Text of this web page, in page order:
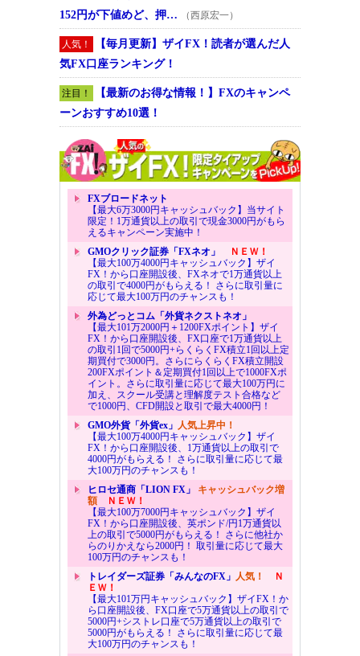
152円が下値めど、押…
（西原宏一）
人気！
【毎月更新】ザイFX！読者が選んだ人
気FX口座ランキング！
注目！
【最新のお得な情報！】FXのキャンペ
ーンおすすめ10選！
FXブロードネット
【最大6万3000円キャッシュバック】当サイト
限定！1万通貨以上の取引で現金3000円がもら
えるキャンペーン実施中！
GMOクリック証券「FXネオ」
ＮＥＷ！
【最大100万4000円キャッシュバック】ザイ
FX！から口座開設後、FXネオで1万通貨以上
の取引で4000円がもらえる！ さらに取引量に
応じて最大100万円のチャンスも！
外為どっとコム「外貨ネクストネオ」
【最大101万2000円＋1200FXポイント】ザイ
FX！から口座開設後、FX口座で1万通貨以上
の取引1回で5000円+らくらくFX積立1回以上定
期買付で3000円。さらにらくらくFX積立開設
200FXポイント＆定期買付1回以上で1000FXポ
イント。さらに取引量に応じて最大100万円に
加え、スクール受講と理解度テスト合格など
で1000円、CFD開設と取引で最大4000円！
GMO外貨「外貨ex」 人気上昇中！
【最大100万4000円キャッシュバック】ザイ
FX！から口座開設後、1万通貨以上の取引で
4000円がもらえる！ さらに取引量に応じて最
大100万円のチャンスも！
ヒロセ通商「LION FX」 キャッシュバック増
額ＮＥＷ！
【最大100万7000円キャッシュバック】ザイ
FX！から口座開設後、英ポンド/円1万通貨以
上の取引で5000円がもらえる！ さらに他社か
らのりかえなら2000円！ 取引量に応じて最大
100万円のチャンスも！
トレイダーズ証券「みんなのFX」 人気！
Ｎ
ＥＷ！
【最大101万円キャッシュバック】ザイFX！か
ら口座開設後、FX口座で5万通貨以上の取引で
5000円+シストレ口座で5万通貨以上の取引で
5000円がもらえる！ さらに取引量に応じて最
大100万円のチャンスも！